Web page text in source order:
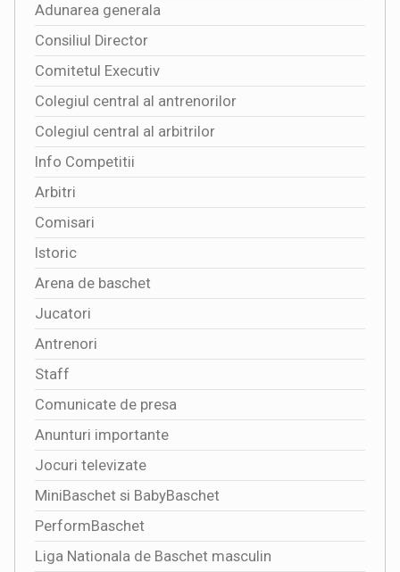
Adunarea generala
Consiliul Director
Comitetul Executiv
Colegiul central al antrenorilor
Colegiul central al arbitrilor
Info Competitii
Arbitri
Comisari
Istoric
Arena de baschet
Jucatori
Antrenori
Staff
Comunicate de presa
Anunturi importante
Jocuri televizate
MiniBaschet si BabyBaschet
PerformBaschet
Liga Nationala de Baschet masculin